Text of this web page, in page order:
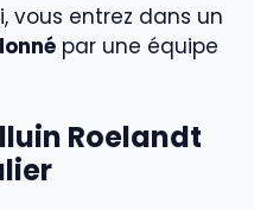
vous entrez dans un
par une équipe
Roelandt